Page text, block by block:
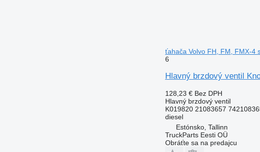
ťahača Volvo FH, FM, FMX-4
6
Hlavný brzdový ventil
128,23 € Bez DPH
Hlavný brzdový ventil
K019820 21083657
diesel
Estónsko, Tallinn
TruckParts Eesti OÜ
Obráťte sa na predajcu